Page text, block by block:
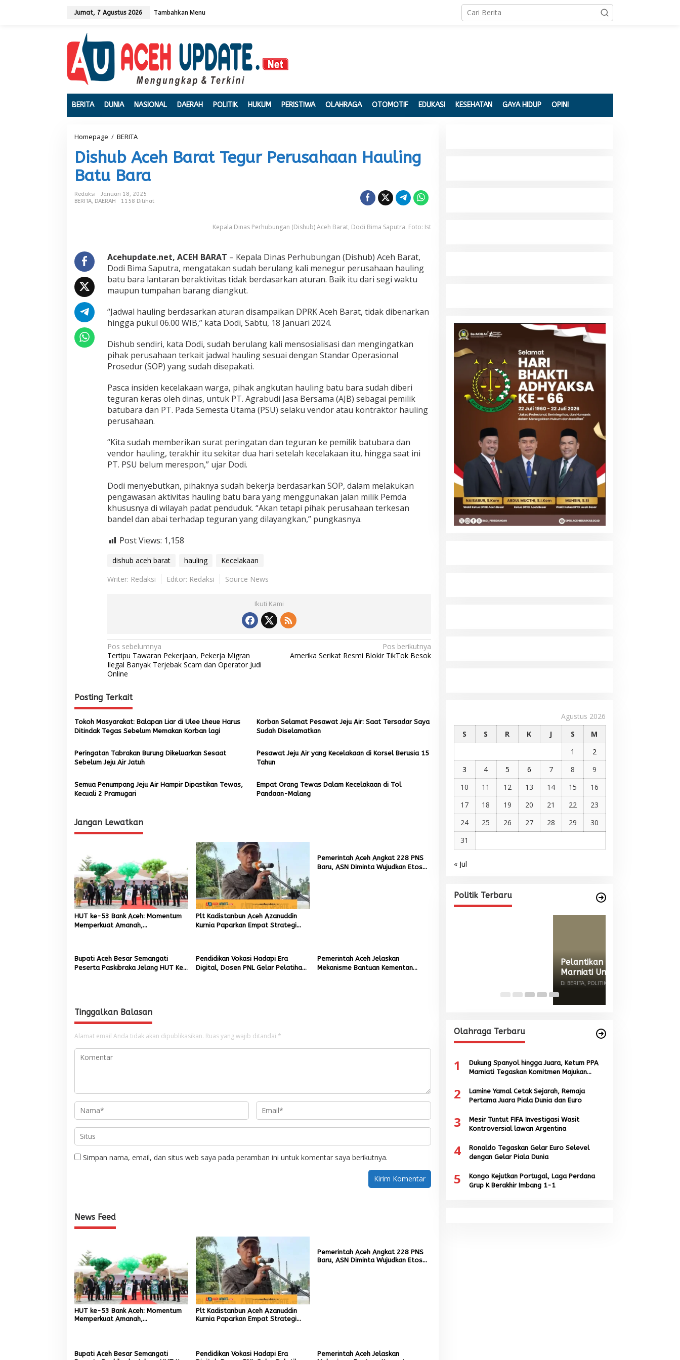
Jumat, 7 Agustus 2026 Tambahkan Menu
BERITA DUNIA NASIONAL DAERAH POLITIK HUKUM PERISTIWA OLAHRAGA OTOMOTIF EDUKASI KESEHATAN GAYA HIDUP OPINI
Homepage / BERITA
s
h
u
b
A
c
a
T
e
g
r
e
u
s
a
a
n
H
a
i
n
g
a
t
u
B
a
a
Dishub Aceh Barat Tegur Perusahaan Hauling
Batu Bara
Redaksi
Januari 18, 2025
BERITA, DAERAH 1158 Dilihat
Kepala Dinas Perhubungan (Dishub) Aceh Barat, Dodi Bima Saputra. Foto: Ist
Acehupdate.net, ACEH BARAT – Kepala Dinas Perhubungan (Dishub) Aceh Barat,
Dodi Bima Saputra, mengatakan sudah berulang kali menegur perusahaan hauling
batu bara lantaran beraktivitas tidak berdasarkan aturan. Baik itu dari segi waktu
maupun tumpahan barang diangkut.
“Jadwal hauling berdasarkan aturan disampaikan DPRK Aceh Barat, tidak dibenarkan
hingga pukul 06.00 WIB,” kata Dodi, Sabtu, 18 Januari 2024.
Dishub sendiri, kata Dodi, sudah berulang kali mensosialisasi dan mengingatkan
pihak perusahaan terkait jadwal hauling sesuai dengan Standar Operasional
Prosedur (SOP) yang sudah disepakati.
Pasca insiden kecelakaan warga, pihak angkutan hauling batu bara sudah diberi
teguran keras oleh dinas, untuk PT. Agrabudi Jasa Bersama (AJB) sebagai pemilik
batubara dan PT. Pada Semesta Utama (PSU) selaku vendor atau kontraktor hauling
perusahaan.
“Kita sudah memberikan surat peringatan dan teguran ke pemilik batubara dan
vendor hauling, terakhir itu sekitar dua hari setelah kecelakaan itu, hingga saat ini
PT. PSU belum merespon,” ujar Dodi.
Dodi menyebutkan, pihaknya sudah bekerja berdasarkan SOP, dalam melakukan
pengawasan aktivitas hauling batu bara yang menggunakan jalan milik Pemda
khususnya di wilayah padat penduduk. “Akan tetapi pihak perusahaan terkesan
bandel dan abai terhadap teguran yang dilayangkan,” pungkasnya.
Post Views: 1,158
dishub aceh barat hauling
Kecelakaan
Writer: Redaksi
Editor: Redaksi Source News
Ikuti Kami
N
a
v
i
g
a
s
i
p
s
Pos sebelumnya
Tertipu Tawaran Pekerjaan, Pekerja Migran
Ilegal Banyak Terjebak Scam dan Operator Judi
Online
Pos berikutnya
Amerika Serikat Resmi Blokir TikTok Besok
Posting Terkait
Tokoh Masyarakat: Balapan Liar di Ulee Lheue Harus
Ditindak Tegas Sebelum Memakan Korban lagi
Korban Selamat Pesawat Jeju Air: Saat Tersadar Saya
Sudah Diselamatkan
Peringatan Tabrakan Burung Dikeluarkan Sesaat
Sebelum Jeju Air Jatuh
Pesawat Jeju Air yang Kecelakaan di Korsel Berusia 15
Tahun
Semua Penumpang Jeju Air Hampir Dipastikan Tewas,
Kecuali 2 Pramugari
Empat Orang Tewas Dalam Kecelakaan di Tol
Pandaan-Malang
Jangan Lewatkan
HUT ke-53 Bank Aceh: Momentum
Memperkuat Amanah,
Plt Kadistanbun Aceh Azanuddin
Kurnia Paparkan Empat Strategi
Pemerintah Aceh Angkat 228 PNS
Baru, ASN Diminta Wujudkan Etos
Bupati Aceh Besar Semangati
Peserta Paskibraka Jelang HUT Ke-
Pendidikan Vokasi Hadapi Era
Digital, Dosen PNL Gelar Pelatihan
Pemerintah Aceh Jelaskan
Mekanisme Bantuan Kementan
Tinggalkan Balasan
Alamat email Anda tidak akan dipublikasikan. Ruas yang wajib ditandai *
Simpan nama, email, dan situs web saya pada peramban ini untuk komentar saya berikutnya.
News Feed
HUT ke-53 Bank Aceh: Momentum
Memperkuat Amanah,
Plt Kadistanbun Aceh Azanuddin
Kurnia Paparkan Empat Strategi
Pemerintah Aceh Angkat 228 PNS
Baru, ASN Diminta Wujudkan Etos
Bupati Aceh Besar Semangati
Pendidikan Vokasi Hadapi Era
Pemerintah Aceh Jelaskan
Agustus 2026
S
S R K J S
M
1
2
3
4 5 6 7 8
9
10
11 12 13 14 15
16
17
18 19 20 21 22
23
24
25 26 27 28 29
30
31
« Jul
Politik Terbaru
Mualem tunjuk Wan Malaya jadi Pj
Ketua Partai Aceh Nagan Raya
Di BERITA, POLITIK
Internasional dari Spanyol dan
Malaysia
Di BERITA, POLITIK
Olahraga Terbaru
1
Dukung Spanyol hingga Juara, Ketum PPA
Marniati Tegaskan Komitmen Majukan
2
Lamine Yamal Cetak Sejarah, Remaja
Pertama Juara Piala Dunia dan Euro
3
Mesir Tuntut FIFA Investigasi Wasit
Kontroversial lawan Argentina
4
Ronaldo Tegaskan Gelar Euro Selevel
dengan Gelar Piala Dunia
5
Kongo Kejutkan Portugal, Laga Perdana
Grup K Berakhir Imbang 1-1